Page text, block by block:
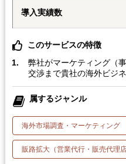
導入実績数
このサービスの特徴
弊社がマーケティング（
交渉まで貴社の海外ビジ
属するジャンル
海外市場調査・マーケティング
販路拡大（営業代行・販売代理店